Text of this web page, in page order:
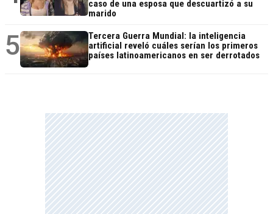
caso de una esposa que descuartizó a su
marido
5
Tercera Guerra Mundial: la inteligencia
artificial reveló cuáles serían los primeros
países latinoamericanos en ser derrotados